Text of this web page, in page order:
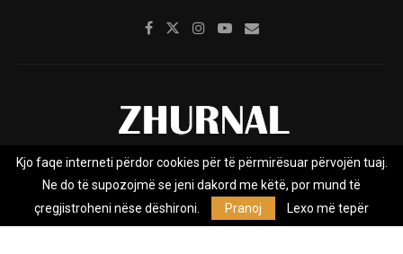
Rreth nesh Impresumi Marketing
Kontakt
Privacy Policy
Zhurnal.mk është Agjenci e Lajmeve e pavarur, e themeluar në vitin
Kjo faqe interneti përdor cookies për të përmirësuar përvojën tuaj.
Ne do të supozojmë se jeni dakord me këtë, por mund të
çregjistroheni nëse dëshironi.
Pranoj Lexo më tepër